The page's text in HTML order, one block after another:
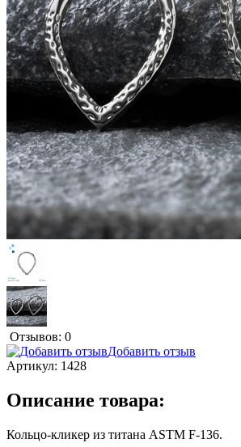
Отзывов: 0
Добавить отзыв
Артикул: 1428
Описание товара:
Кольцо-кликер из титана ASTM F-136.